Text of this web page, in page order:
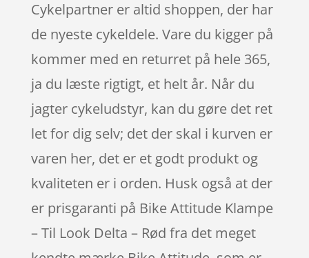
Cykelpartner er altid shoppen, der har
de nyeste cykeldele. Vare du kigger på
kommer med en returret på hele 365,
ja du læste rigtigt, et helt år. Når du
jagter cykeludstyr, kan du gøre det ret
let for dig selv; det der skal i kurven er
varen her, det er et godt produkt og
kvaliteten er i orden. Husk også at der
er prisgaranti på Bike Attitude Klampe
– Til Look Delta – Rød fra det meget